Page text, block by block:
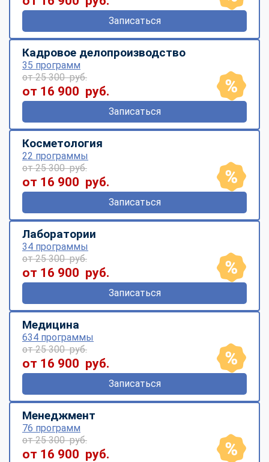
Записаться
Кадровое делопроизводство
35 программ
от 25 300 руб.
от 16 900 руб.
Записаться
Косметология
22 программы
от 25 300 руб.
от 16 900 руб.
Записаться
Лаборатории
34 программы
от 25 300 руб.
от 16 900 руб.
Записаться
Медицина
634 программы
от 25 300 руб.
от 16 900 руб.
Записаться
Менеджмент
76 программ
от 25 300 руб.
от 16 900 руб.